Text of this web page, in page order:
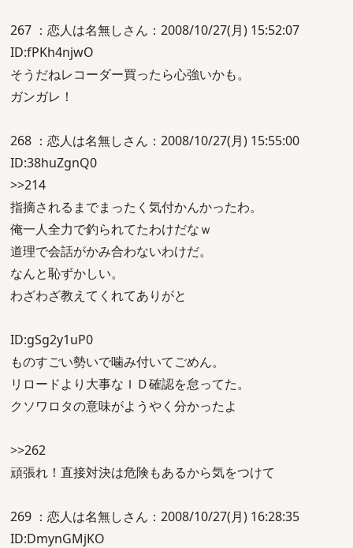
267 ：恋人は名無しさん：2008/10/27(月) 15:52:07
ID:fPKh4njwO
そうだねレコーダー買ったら心強いかも。
ガンガレ！
268 ：恋人は名無しさん：2008/10/27(月) 15:55:00
ID:38huZgnQ0
>>214
指摘されるまでまったく気付かんかったわ。
俺一人全力で釣られてたわけだなｗ
道理で会話がかみ合わないわけだ。
なんと恥ずかしい。
わざわざ教えてくれてありがと
ID:gSg2y1uP0
ものすごい勢いで噛み付いてごめん。
リロードより大事なＩＤ確認を怠ってた。
クソワロタの意味がようやく分かったよ
>>262
頑張れ！直接対決は危険もあるから気をつけて
269 ：恋人は名無しさん：2008/10/27(月) 16:28:35
ID:DmynGMjKO